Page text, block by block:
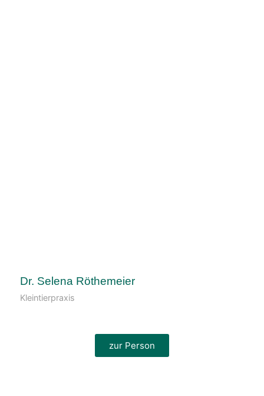
Dr. Selena Röthemeier
Kleintierpraxis
zur Person